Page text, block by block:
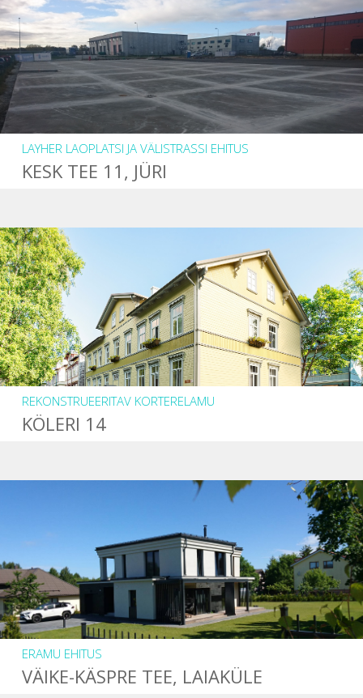
LAYHER LAOPLATSI JA VÄLISTRASSI EHITUS
KESK TEE 11, JÜRI
REKONSTRUEERITAV KORTERELAMU
KÖLERI 14
ERAMU EHITUS
VÄIKE-KÄSPRE TEE, LAIAKÜLE